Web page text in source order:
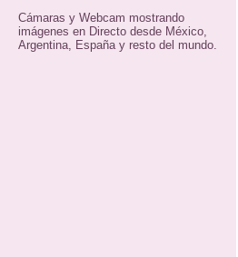
Cámaras y Webcam mostrando
imágenes en Directo desde México,
Argentina, España y resto del mundo.